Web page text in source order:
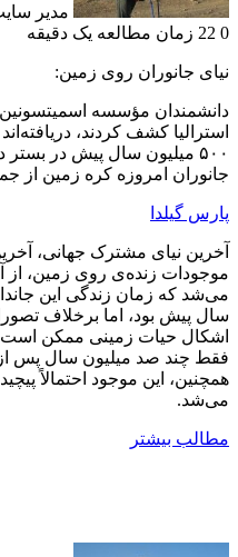
مدیر
0
زمان مطالعه یک دقیقه
نیای جانوران روی زمین:
دانشمندان مؤسسه
استرالیا کشف کردند،
۵۰۰ میلیون سال پیش در بستر
جانوران امروزه کره زمین از
پارس گیلدا
آخرین نیای مشترک جهانی،
موجودات زنده‌ی روی زمین، از
سال پیش بود، اما برخلاف
اشکال حیات زمینی ممکن است
فقط چند صد میلیون سال پس از
همچنین، این موجود احتمالاً
می‌شد.
مطالب بیشتر